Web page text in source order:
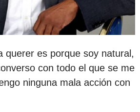
querer es porque soy natural,
con todo el que se me
ninguna mala acción con